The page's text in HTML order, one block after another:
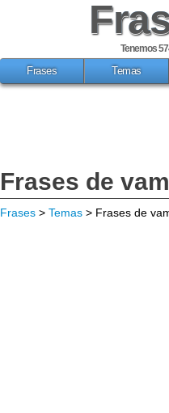
Tenemos
Frases
Temas
Frases de
Frases > Temas > Frases de